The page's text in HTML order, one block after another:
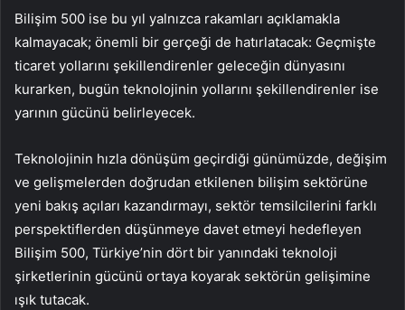
Bilişim 500 ise bu yıl yalnızca rakamları açıklamakla
kalmayacak; önemli bir gerçeği de hatırlatacak: Geçmişte
ticaret yollarını şekillendirenler geleceğin dünyasını
kurarken, bugün teknolojinin yollarını şekillendirenler ise
yarının gücünü belirleyecek.
Teknolojinin hızla dönüşüm geçirdiği günümüzde, değişim
ve gelişmelerden doğrudan etkilenen bilişim sektörüne
yeni bakış açıları kazandırmayı, sektör temsilcilerini farklı
perspektiflerden düşünmeye davet etmeyi hedefleyen
Bilişim 500, Türkiye’nin dört bir yanındaki teknoloji
şirketlerinin gücünü ortaya koyarak sektörün gelişimine
ışık tutacak.